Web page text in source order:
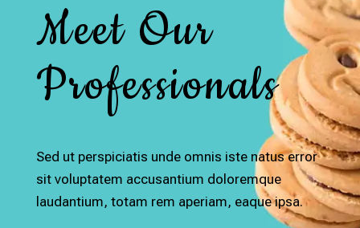
Meet Our
Professionals
Sed ut perspiciatis unde omnis iste natus error
sit voluptatem accusantium doloremque
laudantium, totam rem aperiam, eaque ipsa.